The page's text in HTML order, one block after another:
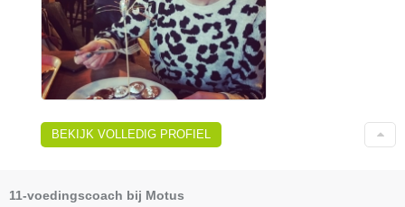
BEKIJK VOLLEDIG PROFIEL
11-voedingscoach bij Motus